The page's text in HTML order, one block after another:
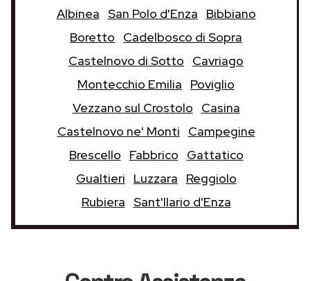
Albinea San Polo d'Enza
Bibbiano
Boretto
Cadelbosco di Sopra
Castelnovo di Sotto
Cavriago
Montecchio Emilia
Poviglio
Vezzano sul Crostolo
Casina
Castelnovo ne' Monti
Campegine
Brescello
Fabbrico
Gattatico
Gualtieri
Luzzara
Reggiolo
Rubiera Sant'Ilario d'Enza